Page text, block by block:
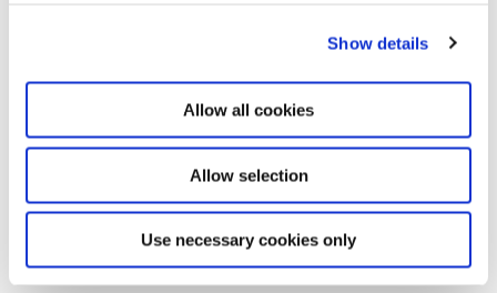
Show details
Allow all cookies
Allow selection
Use necessary cookies only
”Vi glæder os over, at det endelig lykkes at ligestille de
trykte og de digitale medier i forhold til momsfritagelsen.
Medieforbruget er i opbrud, og med den digitale
momsfritagelse øges mediernes incitament til at udvikle
nye forretningsmodeller og skabe nye indtjeningskilder.
Politisk ordfører Mette Abildgaard, Det Konservative
Folkeparti, siger: